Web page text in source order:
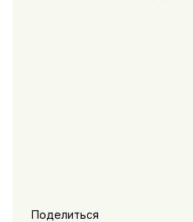
Поделиться